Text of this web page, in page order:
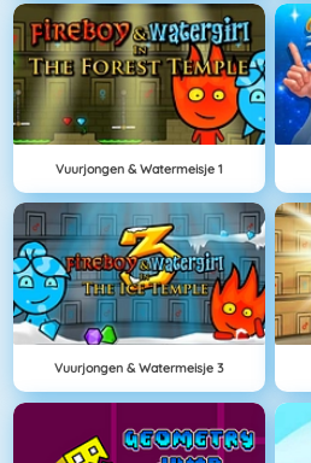
Vuurjongen & Watermeisje 1
Vuurjongen & Watermeisje 3